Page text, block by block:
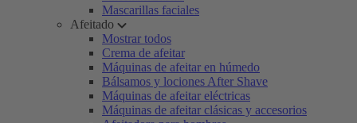
Mascarillas faciales
Afeitado
Mostrar todos
Crema de afeitar
Máquinas de afeitar en húmedo
Bálsamos y lociones After Shave
Máquinas de afeitar eléctricas
Máquinas de afeitar clásicas y accesorios